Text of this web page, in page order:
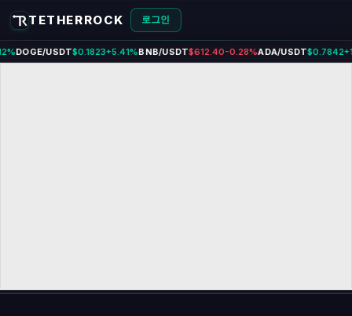
TETHERROCK — 암호화폐 모의거
TETHERROCK 로그인
DOGE/USDT$0.1823+5.41%BNB/USDT$612.40-0.28%ADA/USDT$0.7842